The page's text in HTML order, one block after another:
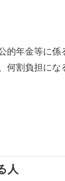
的年金等に係
割負担にな
人